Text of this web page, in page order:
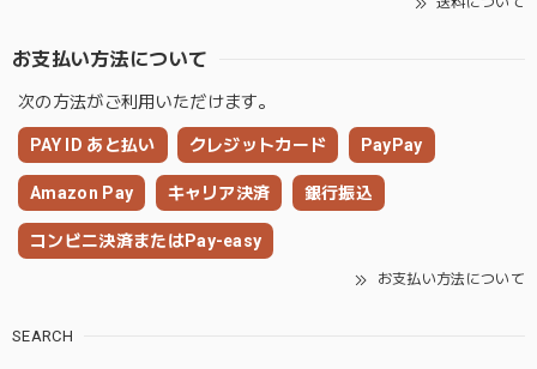
お支払い方法について
次の方法がご利用いただけます。
PAY ID あと払い クレジットカード PayPay
Amazon Pay キャリア決済 銀行振込
コンビニ決済またはPay-easy
お支払い方法について
SEARCH